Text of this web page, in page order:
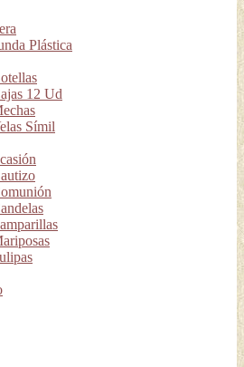
Plástica
12 Ud
Símil